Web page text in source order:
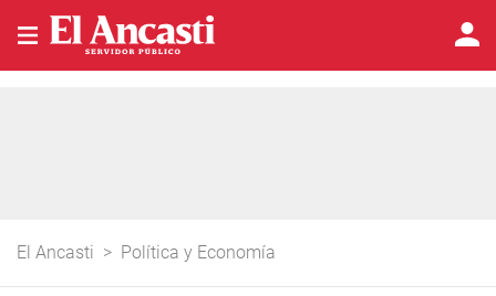
El Ancasti > Política y Economía